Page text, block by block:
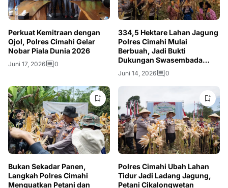
Perkuat Kemitraan dengan
Ojol, Polres Cimahi Gelar
Nobar Piala Dunia 2026
Juni 17, 2026 0
334,5 Hektare Lahan Jagung
Polres Cimahi Mulai
Berbuah, Jadi Bukti
Dukungan Swasembada
Pangan Nasional
Juni 14, 2026 0
Bukan Sekadar Panen,
Langkah Polres Cimahi
Menguatkan Petani dan
Polres Cimahi Ubah Lahan
Tidur Jadi Ladang Jagung,
Petani Cikalongwetan